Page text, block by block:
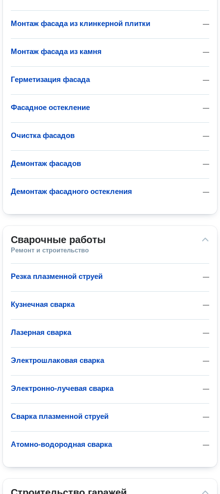
—
Монтаж фасада из клинкерной плитки
—
Монтаж фасада из камня
—
Герметизация фасада
—
Фасадное остекление
—
Очистка фасадов
—
Демонтаж фасадов
—
Демонтаж фасадного остекления
Сварочные работы
Ремонт и строительство
—
Резка плазменной струей
—
Кузнечная сварка
—
Лазерная сварка
—
Электрошлаковая сварка
—
Электронно-лучевая сварка
—
Сварка плазменной струей
—
Атомно-водородная сварка